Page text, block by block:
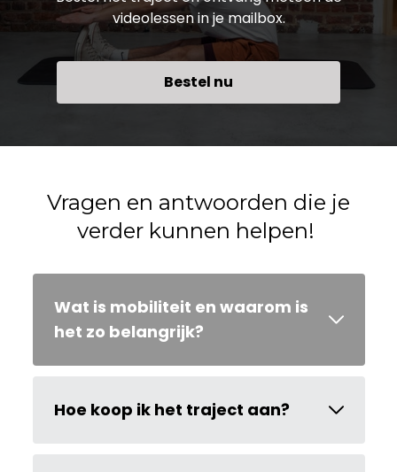
videolessen in je mailbox.
Bestel nu
Vragen en antwoorden die je
verder kunnen helpen!
Wat is mobiliteit en waarom is
het zo belangrijk?
Hoe koop ik het traject aan?